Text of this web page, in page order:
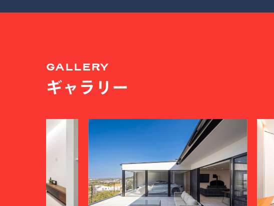
GALLERY
ギャラリー